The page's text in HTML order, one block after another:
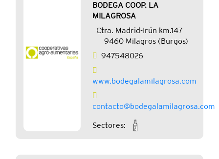
BODEGA COOP. LA
MILAGROSA
Ctra. Madrid-Irún km.147
9460 Milagros (Burgos)
947548026
www.bodegalamilagrosa.com
contacto@bodegalamilagrosa.com
Sectores: